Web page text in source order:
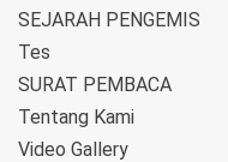
SEJARAH PENGEMIS
Tes
SURAT PEMBACA
Tentang Kami
Video Gallery